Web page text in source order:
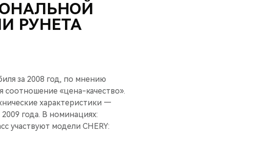
РУНЕТА
за 2008 год, по мнению
соотношение «цена-качество».
характеристики —
года. В номинациях:
участвуют модели CHERY: